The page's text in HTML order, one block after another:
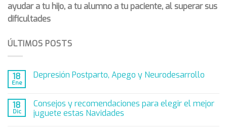
ayudar a tu hijo, a tu alumno a tu paciente, al superar sus
dificultades
ÚLTIMOS POSTS
18
Ene
Depresión Postparto, Apego y Neurodesarrollo
18
Dic
Consejos y recomendaciones para elegir el mejor
juguete estas Navidades